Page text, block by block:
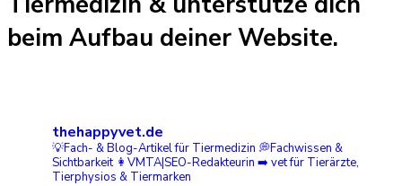
beim Aufbau deiner Website.
thehappyvet.de
💡Fach- & Blog-Artikel für Tiermedizin 💭Fachwissen &
Sichtbarkeit👩VMTA|SEO-Redakteurin ➡️ vetfür Tierärzte,
Tierphysios & Tiermarken